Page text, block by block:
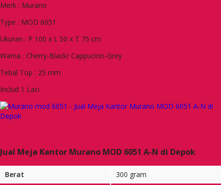
Merk : Murano
Type : MOD 6051
Ukuran : P 100 x L 50 x T 75 cm
Warna : Cherry-Black/ Cappucino-Grey
Tebal Top : 25 mm
Includ 1 Laci
Jual Meja Kantor Murano MOD 6051 A-N di Depok
Berat 300 gram